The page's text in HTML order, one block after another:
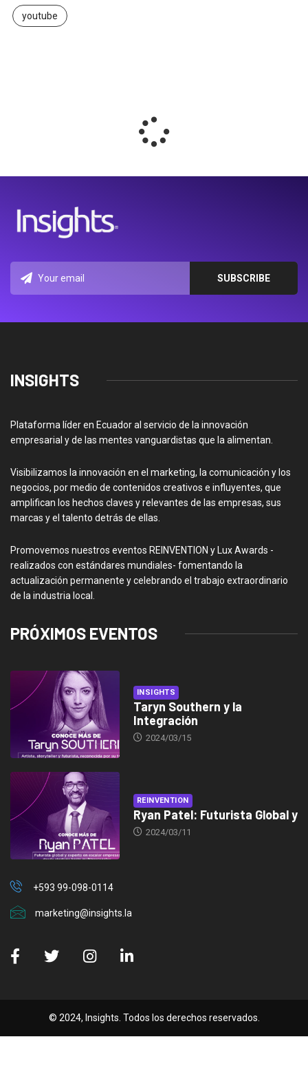
youtube
INSIGHTS
Plataforma líder en Ecuador al servicio de la innovación
empresarial y de las mentes vanguardistas que la alimentan.
Visibilizamos la innovación en el marketing, la comunicación y los
negocios, por medio de contenidos creativos e influyentes, que
amplifican los hechos claves y relevantes de las empresas, sus
marcas y el talento detrás de ellas.
Promovemos nuestros eventos REINVENTION y Lux Awards -
realizados con estándares mundiales- fomentando la
actualización permanente y celebrando el trabajo extraordinario
de la industria local.
PRÓXIMOS EVENTOS
INSIGHTS
Taryn Southern y la
Integración
2024/03/15
REINVENTION
Ryan Patel: Futurista Global y
2024/03/11
+593 99-098-0114
marketing@insights.la
© 2024, Insights. Todos los derechos reservados.